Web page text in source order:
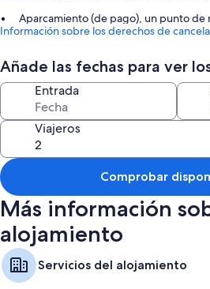
Aparcamiento (de pago), un punto de
asistencia turística y para la compra de
Consigna de equipaje, un servicio de
de reuniones
Características de la habitación
Las 75 habitaciones brindan comodidades
Además, otros de los servicios de los que
habitaciones incluyen:
Baños con secadores de pelo y
Cocinas básicas, frigoríficos y lavavajillas
Información sobre los derechos de
Añade las fechas para ver
Entrada
Viajeros
Comprobar
Más información
alojamiento
Servicios del alojamiento